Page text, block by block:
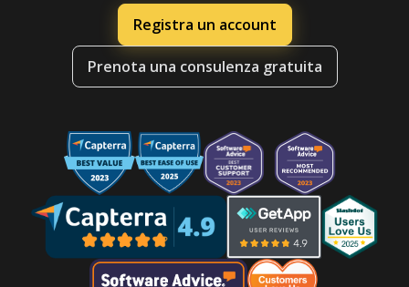
Registra un account
Prenota una consulenza gratuita